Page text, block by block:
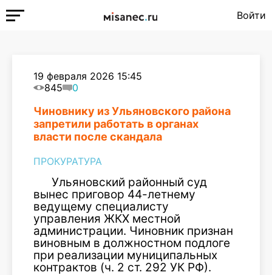
Войти
19 февраля 2026 15:45
845
0
Чиновнику из Ульяновского района
запретили работать в органах
власти после скандала
ПРОКУРАТУРА
Ульяновский районный суд
вынес приговор 44-летнему
ведущему специалисту
управления ЖКХ местной
администрации. Чиновник признан
виновным в должностном подлоге
при реализации муниципальных
контрактов (ч. 2 ст. 292 УК РФ).